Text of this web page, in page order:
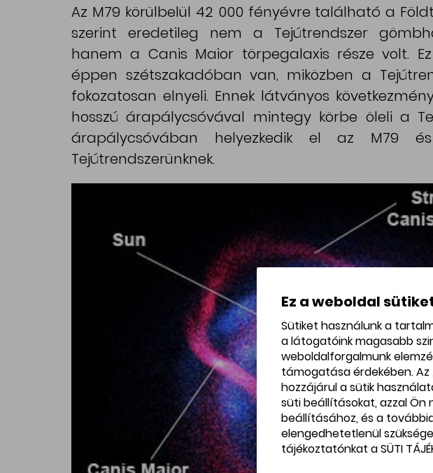
Az M79 körülbelül 42 000 fényévre található a
szerint eredetileg nem a Tejútrendszer
hanem a Canis Maior törpegalaxis része volt.
éppen szétszakadóban van, miközben a
fokozatosan elnyeli. Ennek látványos
hosszú árapálycsóvával mintegy körbe öleli a
árapálycsóvában helyezkedik el az M79
Tejútrendszerünknek.
Ez a weboldal
Sütiket használunk a
a látogatóink magasabb
weboldalforgalmunk
támogatása érdekében. Az
hozzájárul a sütik
süti beállításokat, azzal Ön
beállításához, és a
elengedhetetlenül
tájékoztatónkat a SÜTI